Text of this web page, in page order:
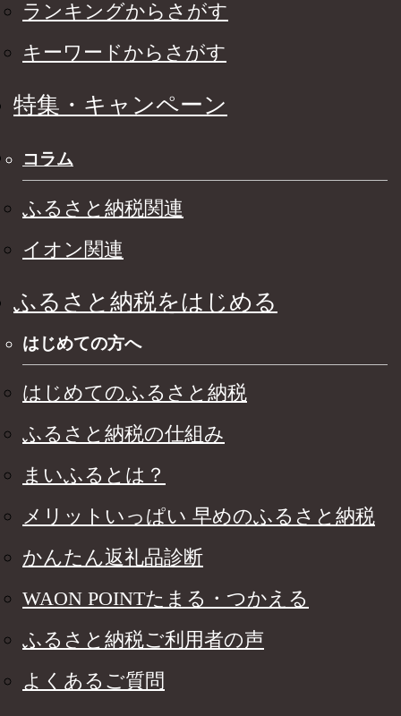
ランキングからさがす
キーワードからさがす
特集・キャンペーン
コラム
ふるさと納税関連
イオン関連
ふるさと納税をはじめる
はじめての方へ
はじめてのふるさと納税
ふるさと納税の仕組み
まいふるとは？
メリットいっぱい 早めのふるさと納税
かんたん返礼品診断
WAON POINTたまる・つかえる
ふるさと納税ご利用者の声
よくあるご質問